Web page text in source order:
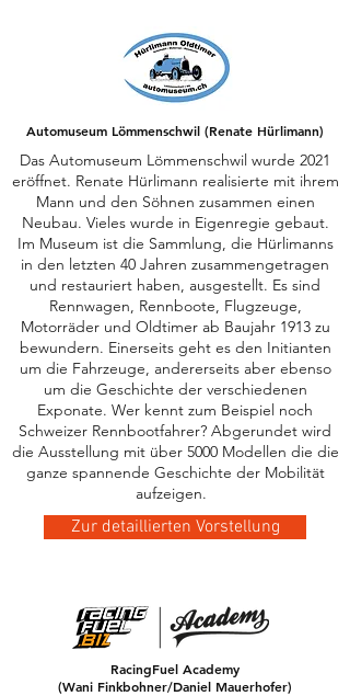
Automuseum Lömmenschwil (Renate Hürlimann)
Das Automuseum Lömmenschwil wurde 2021
eröffnet. Renate Hürlimann realisierte mit ihrem
Mann und den Söhnen zusammen einen
Neubau. Vieles wurde in Eigenregie gebaut.
Im Museum ist die Sammlung, die Hürlimanns
in den letzten 40 Jahren zusammengetragen
und restauriert haben, ausgestellt. Es sind
Rennwagen, Rennboote, Flugzeuge,
Motorräder und Oldtimer ab Baujahr 1913 zu
bewundern. Einerseits geht es den Initianten
um die Fahrzeuge, andererseits aber ebenso
um die Geschichte der verschiedenen
Exponate. Wer kennt zum Beispiel noch
Schweizer Rennbootfahrer? Abgerundet wird
die Ausstellung mit über 5000 Modellen die die
ganze spannende Geschichte der Mobilität
aufzeigen.
Zur detaillierten Vorstellung
RacingFuel Academy
(Wani Finkbohner/Daniel Mauerhofer)